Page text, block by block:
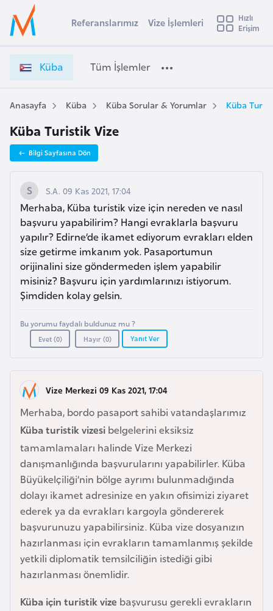
Ülke Seçimi
Başvuru yapmak istediğiniz ülkeyi seçin
Üye
Girişi
ü
a
V
e
İ
ş
l
e
m
l
e
r
i
e
Referanslarımız Vize İşlemleri
Hızlı
Erişim
Küba Tüm İşlemler
Anasayfa Küba Küba Sorular & Yorumlar Küba
Küba Turistik Vize
Bilgi Sayfasına Dön
S.A. 09 Kas 2021, 17:04
Merhaba, Küba turistik vize için nereden ve nasıl
başvuru yapabilirim? Hangi evraklarla başvuru
yapılır? Edirne’de ikamet ediyorum evrakları elden
size getirme imkanım yok. Pasaportumun
orijinalini size göndermeden işlem yapabilir
misiniz? Başvuru için yardımlarınızı istiyorum.
Şimdiden kolay gelsin.
Bu yorumu faydalı buldunuz mu ?
Evet (0) Hayır (0) Yanıt Ver
Vize Merkezi 09 Kas 2021, 17:04
Merhaba, bordo pasaport sahibi vatandaşlarımız
Küba turistik vizesi belgelerini eksiksiz
tamamlamaları halinde Vize Merkezi
danışmanlığında başvurularını yapabilirler. Küba
Büyükelçiliği’nin bölge ayrımı bulunmadığında
dolayı ikamet adresinize en yakın ofisimizi ziyaret
ederek ya da evrakları kargoyla göndererek
başvurunuzu yapabilirsiniz. Küba vize dosyanızın
hazırlanması için evrakların tamamlanmış şekilde
yetkili diplomatik temsilciliğin istediği gibi
hazırlanması önemlidir.
Küba için turistik vize başvurusu gerekli evrakların
s
t
r
a
A
u
s
t
u
r
y
a
A
z
r
b
a
y
c
n
B
a
h
r
e
y